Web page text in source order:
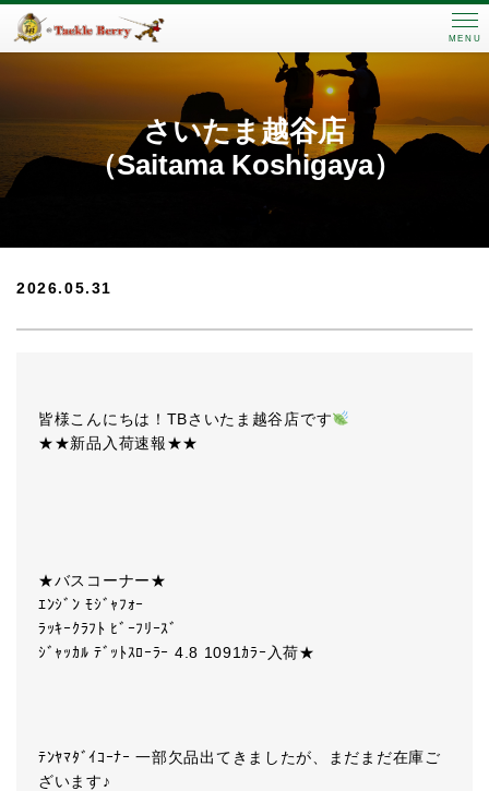
MENU
さいたま越谷店
（Saitama Koshigaya）
2026.05.31
皆様こんにちは！TBさいたま越谷店です
★★新品入荷速報★★
★バスコーナー★
ｴﾝｼﾞﾝ ﾓｼﾞｬﾌｫｰ
ﾗｯｷｰｸﾗﾌﾄ ﾋﾞｰﾌﾘｰｽﾞ
ｼﾞｬｯｶﾙ ﾃﾞｯﾄｽﾛｰﾗｰ 4.8 1091ｶﾗｰ入荷★
ﾃﾝﾔﾏﾀﾞｲｺｰﾅｰ 一部欠品出てきましたが、まだまだ在庫ご
ざいます♪